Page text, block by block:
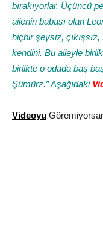
bırakıyorlar. Üçüncü
ailenin babası olan
hiçbir şeysiz,
kendini. Bu aileyle
birlikte o odada baş
Şümürz.” Aşağıdaki
Videoyu